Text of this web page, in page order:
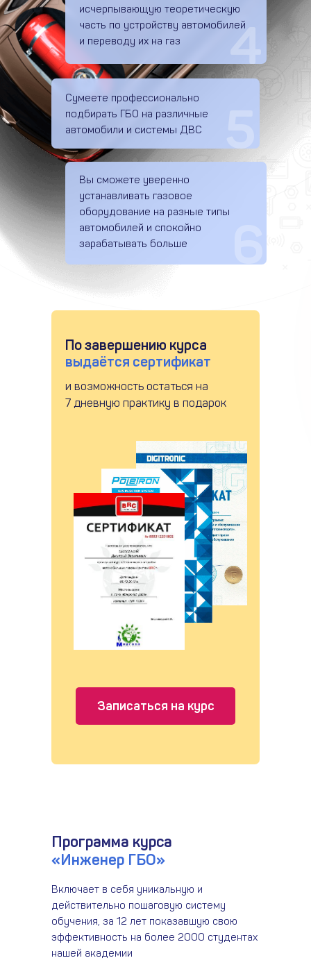
4
исчерпывающую теоретическую
часть по устройству автомобилей
и переводу их на газ
Сумеете профессионально
подбирать ГБО на различные
автомобили и системы ДВС
Вы сможете уверенно
устанавливать газовое
оборудование на разные типы
автомобилей и спокойно
зарабатывать больше
По завершению курса
выдаётся сертификат
и возможность остаться на
7 дневную практику в подарок
Записаться на курс
Программа курса
«Инженер ГБО»
Включает в себя уникальную и
действительно пошаговую систему
обучения, за 12 лет показавшую свою
эффективность на более 2000 студентах
нашей академии